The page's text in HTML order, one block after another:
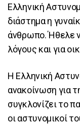
Ελληνική
διάστημα η
άνθρωπο. Ήθελε
λόγους και για
Η Ελληνική
ανακοίνωση για
συγκλονίζει το
οι αστυνομικοί